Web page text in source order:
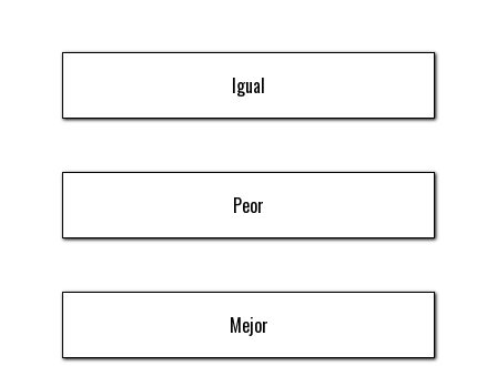
Igual
Peor
Mejor